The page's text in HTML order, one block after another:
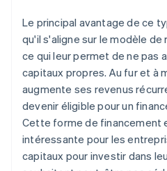
Le principal avantage de ce
qu'il s'aligne sur le modèle
ce qui leur permet de ne pas
capitaux propres. Au fur et à
augmente ses revenus
devenir éligible pour un
Cette forme de financement
intéressante pour les
capitaux pour investir dans